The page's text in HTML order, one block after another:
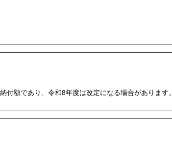
額であり、令和8年度は改定になる場合があります。